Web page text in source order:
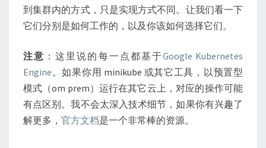
到集群内的方式，只是实现方式不同。让我们看一下
它们分别是如何工作的，以及你该如何选择它们。
注意 ：这里说的每一点都基于Google Kubernetes
Engine。如果你用 minikube 或其它工具，以预置型
模式（om prem）运行在其它云上，对应的操作可能
有点区别。我不会太深入技术细节，如果你有兴趣了
解更多， 官方文档是一个非常棒的资源。